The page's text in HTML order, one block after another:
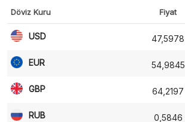
Döviz Kuru Fiyat
USD 47,5978
EUR 54,9845
GBP 64,2197
RUB 0,5846